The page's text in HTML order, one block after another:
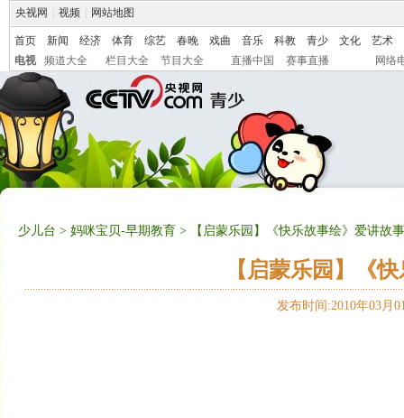
央视网 视频 网站地图
首页 新闻 经济 体育 综艺 春晚 戏曲 音乐 科教 青少 文化
艺术
电视
频道大全 栏目大全 节目大全 直播中国 赛事直播 网络
少儿台 > 妈咪宝贝-早期教育 > 【启蒙乐园】《快乐故事绘》爱讲故
【启蒙乐园】《
发布时间:2010年03月